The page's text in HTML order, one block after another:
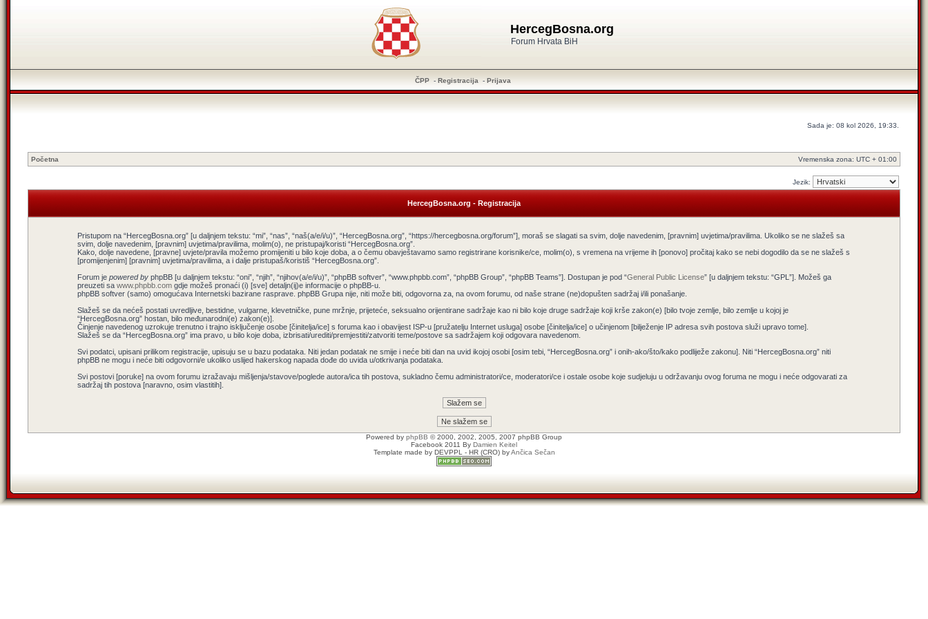
HercegBosna.org
Forum Hrvata BiH
ČPP - Registracija - Prijava
Sada je: 08 kol 2026, 19:33.
Početna Vremenska zona: UTC + 01:00
Jezik:
HercegBosna.org - Registracija
Pristupom na “HercegBosna.org” [u daljnjem tekstu: “mi”, “nas”, “naš(a/e/i/u)”, “HercegBosna.org”, “https://hercegbosna.org/forum”], moraš se slagati sa svim, dolje navedenim, [pravnim] uvjetima/pravilima. Ukoliko se ne slažeš sa
svim, dolje navedenim, [pravnim] uvjetima/pravilima, molim(o), ne pristupaj/koristi “HercegBosna.org”.
Kako, dolje navedene, [pravne] uvjete/pravila možemo promijeniti u bilo koje doba, a o čemu obavještavamo samo registrirane korisnike/ce, molim(o), s vremena na vrijeme ih [ponovo] pročitaj kako se nebi dogodilo da se ne slažeš s
[promijenjenim] [pravnim] uvjetima/pravilima, a i dalje pristupaš/koristiš “HercegBosna.org”.
Forum je powered by phpBB [u daljnjem tekstu: “oni”, “njih”, “njihov(a/e/i/u)”, “phpBB softver”, “www.phpbb.com”, “phpBB Group”, “phpBB Teams”]. Dostupan je pod “General Public License” [u daljnjem tekstu: “GPL”]. Možeš ga
preuzeti sa www.phpbb.com gdje možeš pronaći (i) [sve] detaljn(ij)e informacije o phpBB-u.
phpBB softver (samo) omogućava Internetski bazirane rasprave. phpBB Grupa nije, niti može biti, odgovorna za, na ovom forumu, od naše strane (ne)dopušten sadržaj i/ili ponašanje.
Slažeš se da nećeš postati uvredljive, bestidne, vulgarne, klevetničke, pune mržnje, prijeteće, seksualno orijentirane sadržaje kao ni bilo koje druge sadržaje koji krše zakon(e) [bilo tvoje zemlje, bilo zemlje u kojoj je
“HercegBosna.org” hostan, bilo međunarodni(e) zakon(e)].
Činjenje navedenog uzrokuje trenutno i trajno isključenje osobe [činitelja/ice] s foruma kao i obavijest ISP-u [pružatelju Internet usluga] osobe [činitelja/ice] o učinjenom [bilježenje IP adresa svih postova služi upravo tome].
Slažeš se da “HercegBosna.org” ima pravo, u bilo koje doba, izbrisati/urediti/premjestiti/zatvoriti teme/postove sa sadržajem koji odgovara navedenom.
Svi podatci, upisani prilikom registracije, upisuju se u bazu podataka. Niti jedan podatak ne smije i neće biti dan na uvid ikojoj osobi [osim tebi, “HercegBosna.org” i onih-ako/što/kako podliježe zakonu]. Niti “HercegBosna.org” niti
phpBB ne mogu i neće biti odgovorni/e ukoliko uslijed hakerskog napada dođe do uvida u/otkrivanja podataka.
Svi postovi [poruke] na ovom forumu izražavaju mišljenja/stavove/poglede autora/ica tih postova, sukladno čemu administratori/ce, moderatori/ce i ostale osobe koje sudjeluju u održavanju ovog foruma ne mogu i neće odgovarati za
sadržaj tih postova [naravno, osim vlastitih].
Powered by phpBB © 2000, 2002, 2005, 2007 phpBB Group
Facebook 2011 By Damien Keitel
Template made by DEVPPL - HR (CRO) byAnčica Sečan